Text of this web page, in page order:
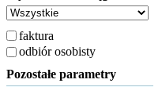
faktura
odbiór osobisty
Pozostałe parametry